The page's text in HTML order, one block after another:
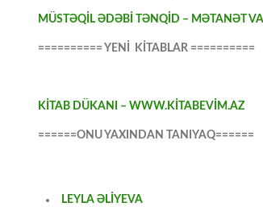
MÜSTƏQİL ƏDƏBİ TƏNQİD – MƏTANƏT
========== YENİ KİTABLAR ==========
KİTAB DÜKANI – WWW.KİTABEVİM.AZ
======ONU YAXINDAN TANIYAQ======
LEYLA ƏLİYEVA